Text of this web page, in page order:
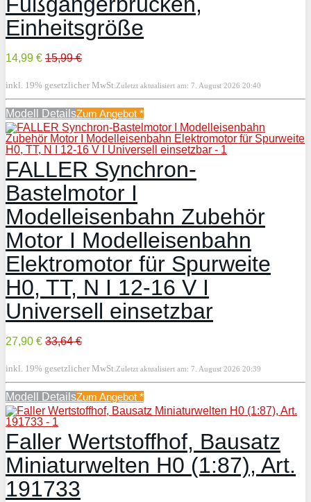
Einheitsgröße
14,99 € 15,99 €
inkl. 19% gesetzlicher MwSt. Zuletzt aktualisiert am: 7. August 2026 20:40
Modell DetailsZum Angebot *
FALLER Synchron-
Bastelmotor I
Modelleisenbahn Zubehör
Motor I Modelleisenbahn
Elektromotor für Spurweite
H0, TT, N I 12-16 V I
Universell einsetzbar
27,90 € 33,64 €
inkl. 19% gesetzlicher MwSt. Zuletzt aktualisiert am: 7. August 2026 20:39
Modell DetailsZum Angebot *
Faller Wertstoffhof, Bausatz
Miniaturwelten H0 (1:87), Art.
191733